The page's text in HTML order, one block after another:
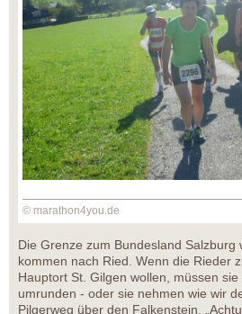
© marathon4you.de
Die Grenze zum Bundesland Salzburg
kommen nach Ried. Wenn die Rieder
Hauptort St. Gilgen wollen, müssen
umrunden - oder sie nehmen wie wir
Pilgerweg über den Falkenstein.